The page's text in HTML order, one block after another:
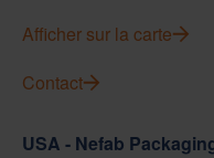
Afficher sur la carte
Contact
USA - Nefab